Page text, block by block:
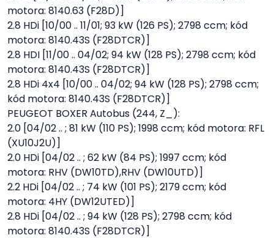
motora: 8140.63 (F28D)]
2.8 HDi [10/00 .. 11/01; 93 kW (126 PS); 2798 ccm; kód
motora: 8140.43S (F28DTCR)]
2.8 HDI [11/00 .. 04/02; 94 kW (128 PS); 2798 ccm; kód
motora: 8140.43S (F28DTCR)]
2.8 HDi 4x4 [10/00 .. 04/02; 94 kW (128 PS); 2798 ccm;
kód motora: 8140.43S (F28DTCR)]
PEUGEOT BOXER Autobus (244, Z_):
2.0 [04/02 .. ; 81 kW (110 PS); 1998 ccm; kód motora: RFL
(XU10J2U)]
2.0 HDi [04/02 .. ; 62 kW (84 PS); 1997 ccm; kód
motora: RHV (DW10TD),RHV (DW10UTD)]
2.2 HDi [04/02 .. ; 74 kW (101 PS); 2179 ccm; kód
motora: 4HY (DW12UTED)]
2.8 HDi [04/02 .. ; 94 kW (128 PS); 2798 ccm; kód
motora: 8140.43S (F28DTCR)]